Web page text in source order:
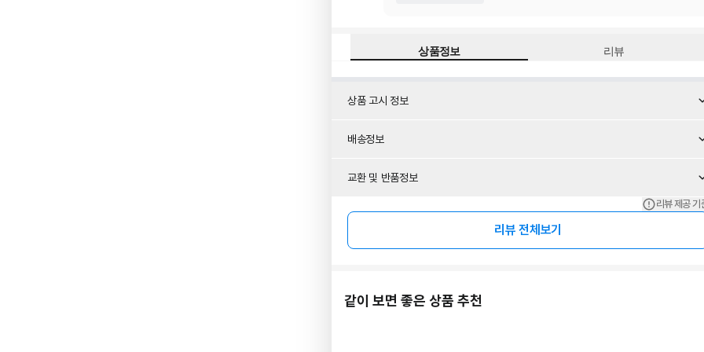
상품정보 리뷰
상품 고시 정보
배송정보
교환 및 반품정보
리뷰 제공 기
리뷰 전체보기
같이 보면 좋은 상품 추천